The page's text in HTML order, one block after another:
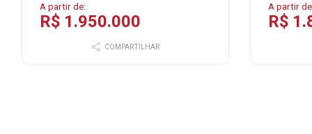
A partir de:
R$ 1.950.000
COMPARTILHAR
A partir
R$